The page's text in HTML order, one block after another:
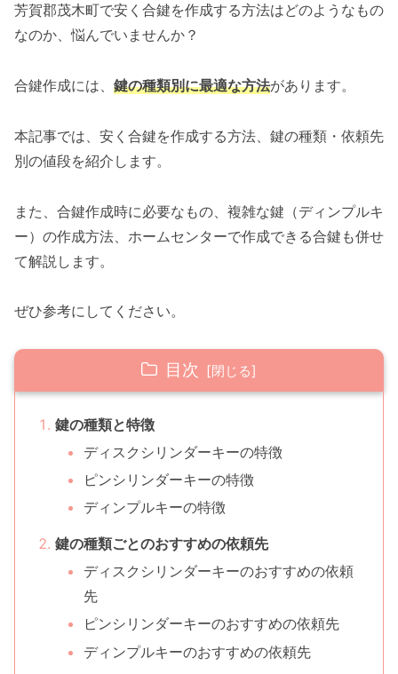
芳賀郡茂木町で安く合鍵を作成する方法はどのようなもの
なのか、悩んでいませんか？
合鍵作成には、 鍵の種類別に最適な方法があります。
本記事では、安く合鍵を作成する方法、鍵の種類・依頼先
別の値段を紹介します。
また、合鍵作成時に必要なもの、複雑な鍵（ディンプルキ
ー）の作成方法、ホームセンターで作成できる合鍵も併せ
て解説します。
ぜひ参考にしてください。
目次
鍵の種類と特徴
ディスクシリンダーキーの特徴
ピンシリンダーキーの特徴
ディンプルキーの特徴
鍵の種類ごとのおすすめの依頼先
ディスクシリンダーキーのおすすめの依頼
先
ピンシリンダーキーのおすすめの依頼先
ディンプルキーのおすすめの依頼先